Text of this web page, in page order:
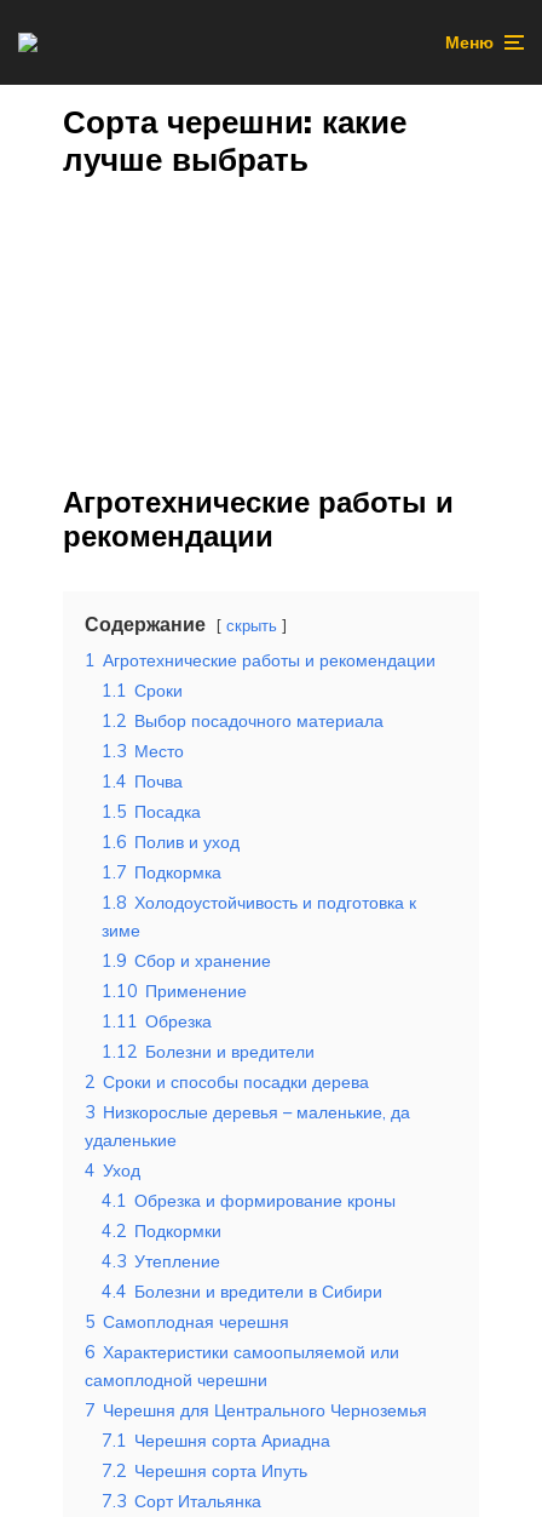
Меню
Сорта черешни: какие
лучше выбрать
Агротехнические работы и
рекомендации
Содержание скрыть
1 Агротехнические работы и рекомендации
1.1 Сроки
1.2 Выбор посадочного материала
1.3 Место
1.4 Почва
1.5 Посадка
1.6 Полив и уход
1.7 Подкормка
1.8 Холодоустойчивость и подготовка к
зиме
1.9 Сбор и хранение
1.10 Применение
1.11 Обрезка
1.12 Болезни и вредители
2 Сроки и способы посадки дерева
3 Низкорослые деревья – маленькие, да
удаленькие
4 Уход
4.1 Обрезка и формирование кроны
4.2 Подкормки
4.3 Утепление
4.4 Болезни и вредители в Сибири
5 Самоплодная черешня
6 Характеристики самоопыляемой или
самоплодной черешни
7 Черешня для Центрального Черноземья
7.1 Черешня сорта Ариадна
7.2 Черешня сорта Ипуть
7.3 Сорт Итальянка